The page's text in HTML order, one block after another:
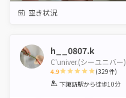
空き状況
h__0807.k
C'univer.(シーユニバー)
4.9
1 2 3 4 5
(329件)
下諏訪駅から徒歩10分